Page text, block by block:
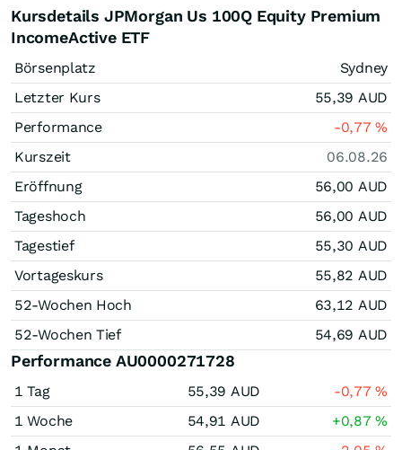
Kursdetails JPMorgan Us 100Q Equity Premium
IncomeActive ETF
Börsenplatz
Sydney
Letzter Kurs
55,39 AUD
Performance
-0,77%
Kurszeit
06.08.26
Eröffnung
56,00 AUD
Tageshoch
56,00 AUD
Tagestief
55,30 AUD
Vortageskurs
55,82 AUD
52-Wochen Hoch
63,12 AUD
52-Wochen Tief
54,69 AUD
Performance AU0000271728
1 Tag 55,39 AUD -0,77%
1 Woche
54,91 AUD +0,87%